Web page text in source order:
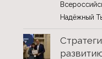
Надёжный